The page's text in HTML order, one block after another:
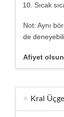
Sıcak
Not: Aynı
de
Afiyet
Kral